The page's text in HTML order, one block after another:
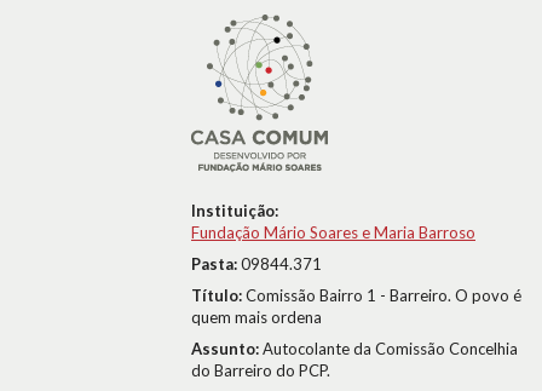
Instituição:
Fundação Mário Soares e Maria Barroso
Pasta:09844.371
Título:Comissão Bairro 1 - Barreiro. O povo é
quem mais ordena
Assunto:Autocolante da Comissão Concelhia
do Barreiro do PCP.